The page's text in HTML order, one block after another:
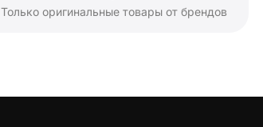
Только оригинальные товары от брендов